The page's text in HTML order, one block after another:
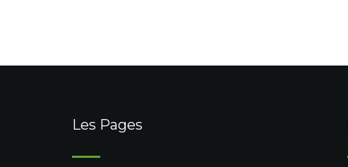
Les Pages